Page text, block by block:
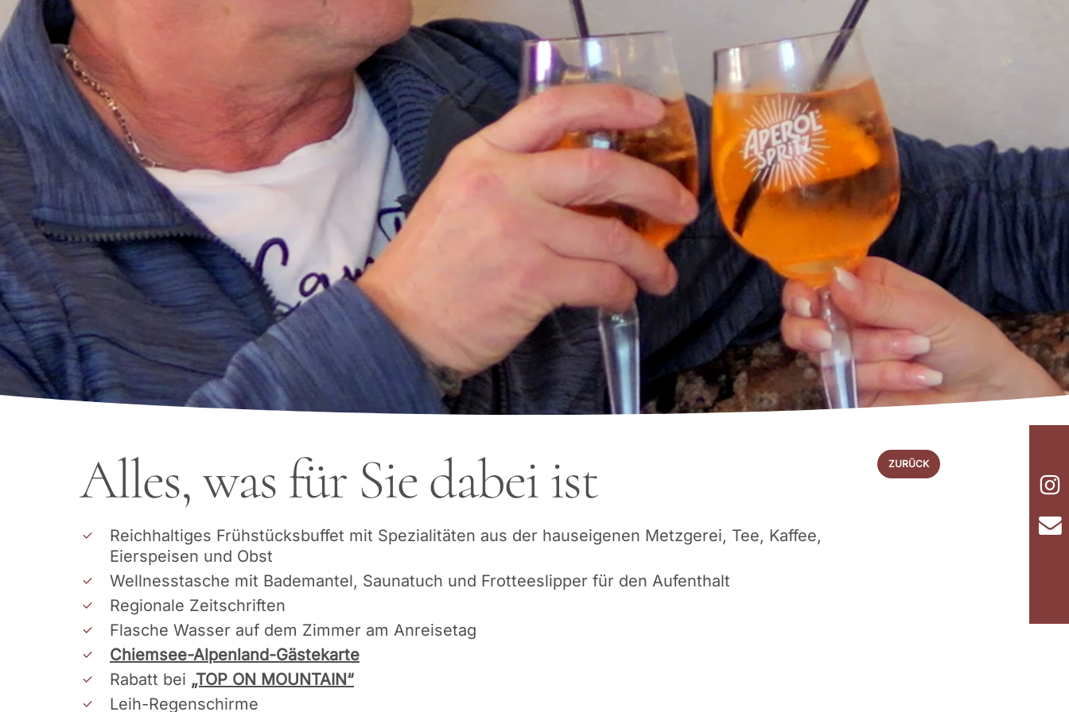
Alles, was für Sie dabei ist
Reichhaltiges Frühstücksbuffet mit Spezialitäten aus der hauseigenen Metzgerei, Tee, Kaffee,
Eierspeisen und Obst
Wellnesstasche mit Bademantel, Saunatuch und Frotteeslipper für den Aufenthalt
Regionale Zeitschriften
Flasche Wasser auf dem Zimmer am Anreisetag
Chiemsee-Alpenland-Gästekarte
Rabatt bei „TOP ON MOUNTAIN“
Leih-Regenschirme
ZURÜCK